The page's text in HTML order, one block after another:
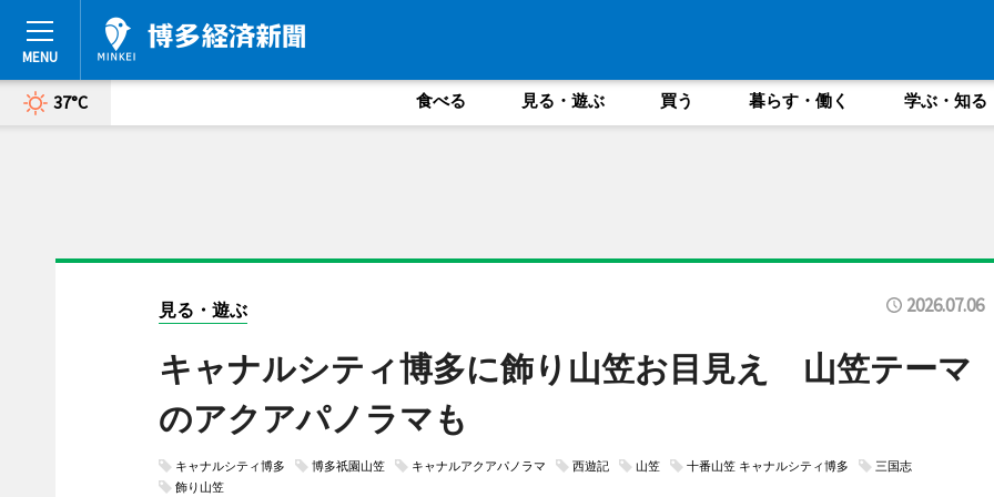
37°C 食べる 見る・遊ぶ 買う 暮らす・働く 学ぶ・知る
見る・遊ぶ 2026.07.06
キャナルシティ博多に飾り山笠お目見え 山笠テーマ
のアクアパノラマも
キャナルシティ博多 博多祇園山笠 キャナルアクアパノラマ 西遊記 山笠 十番山笠 キャナルシティ博多
三国志
飾り山笠